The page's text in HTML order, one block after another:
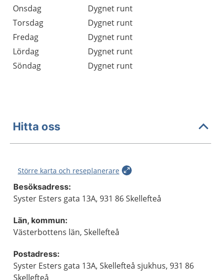
Onsdag
Dygnet runt
Torsdag
Dygnet runt
Fredag
Dygnet runt
Lördag
Dygnet runt
Söndag
Dygnet runt
Hitta oss
Större karta och reseplanerare
Besöksadress:
Syster Esters gata 13A, 931 86 Skellefteå
Län, kommun:
Västerbottens län, Skellefteå
Postadress:
Syster Esters gata 13A, Skellefteå sjukhus, 931 86
Skellefteå